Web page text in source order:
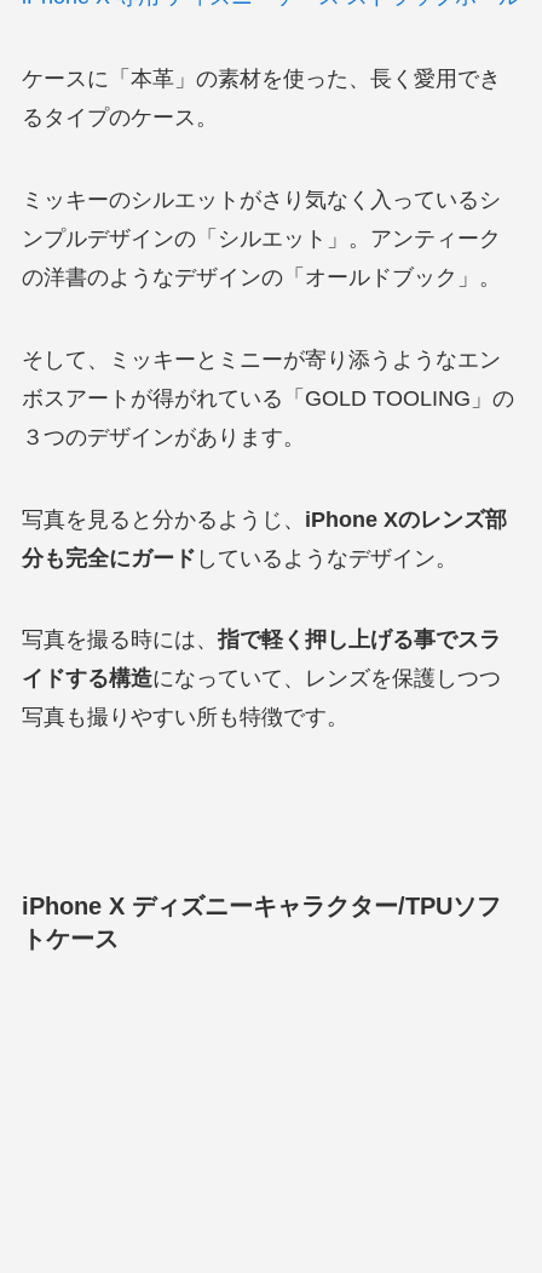
ケースに「本革」の素材を使った、長く愛用でき
るタイプのケース。
ミッキーのシルエットがさり気なく入っているシ
ンプルデザインの「シルエット」。アンティーク
の洋書のようなデザインの「オールドブック」。
そして、ミッキーとミニーが寄り添うようなエン
ボスアートが得がれている「GOLD TOOLING」の
３つのデザインがあります。
写真を見ると分かるようじ、 iPhone Xのレンズ部
分も完全にガード しているようなデザイン。
写真を撮る時には、 指で軽く押し上げる事でスラ
イドする構造になっていて、レンズを保護しつつ
写真も撮りやすい所も特徴です。
iPhone X ディズニーキャラクター/TPUソフ
トケース